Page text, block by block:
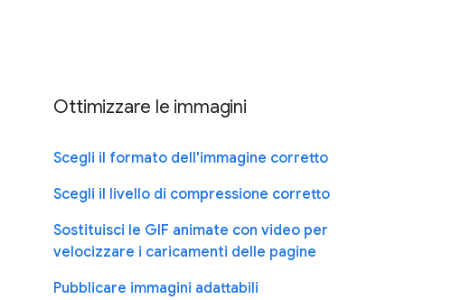
Ottimizzare le immagini
Scegli il formato dell'immagine corretto
Scegli il livello di compressione corretto
Sostituisci le GIF animate con video per
velocizzare i caricamenti delle pagine
Pubblicare immagini adattabili